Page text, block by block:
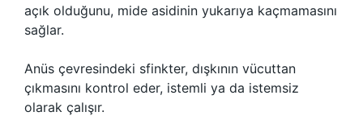
açık olduğunu, mide asidinin yukarıya kaçmamasını
sağlar.
Anüs çevresindeki sfinkter, dışkının vücuttan
çıkmasını kontrol eder, istemli ya da istemsiz
olarak çalışır.